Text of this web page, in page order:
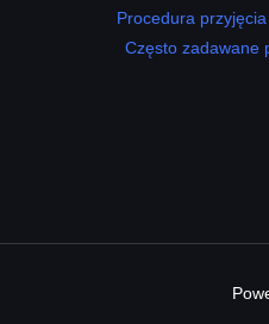
Procedura
Często zadawane